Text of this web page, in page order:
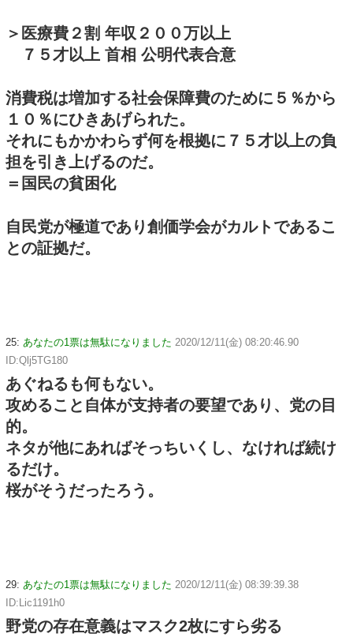
＞医療費２割 年収２００万以上
７５才以上 首相 公明代表合意
消費税は増加する社会保障費のために５％から
１０％にひきあげられた。
それにもかかわらず何を根拠に７５才以上の負
担を引き上げるのだ。
＝国民の貧困化
自民党が極道であり創価学会がカルトであるこ
との証拠だ。
25: あなたの1票は無駄になりました 2020/12/11(金) 08:20:46.90
ID:Qlj5TG180
あぐねるも何もない。
攻めること自体が支持者の要望であり、党の目
的。
ネタが他にあればそっちいくし、なければ続け
るだけ。
桜がそうだったろう。
29: あなたの1票は無駄になりました 2020/12/11(金) 08:39:39.38
ID:Lic1191h0
野党の存在意義はマスク2枚にすら劣る